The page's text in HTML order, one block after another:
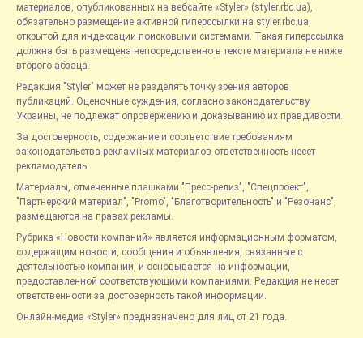
материалов, опубликованных на вебсайте «Styler» (styler.rbc.ua),
обязательно размещение активной гиперссылки на styler.rbc.ua,
открытой для индексации поисковыми системами. Такая гиперссылка
должна быть размещена непосредственно в тексте материала не ниже
второго абзаца.
Редакция "Styler" может не разделять точку зрения авторов
публикаций. Оценочные суждения, согласно законодательству
Украины, не подлежат опровержению и доказыванию их правдивости.
За достоверность, содержание и соответствие требованиям
законодательства рекламных материалов ответственность несет
рекламодатель.
Материалы, отмеченные плашками "Пресс-релиз", "Спецпроект",
"Партнерский материал", "Promo", "Благотворительность" и "Резонанс",
размещаются на правах рекламы.
Рубрика «Новости компаний» является информационным форматом,
содержащим новости, сообщения и объявления, связанные с
деятельностью компаний, и основывается на информации,
предоставленной соответствующими компаниями. Редакция не несет
ответственности за достоверность такой информации.
Онлайн-медиа «Styler» предназначено для лиц от 21 года.